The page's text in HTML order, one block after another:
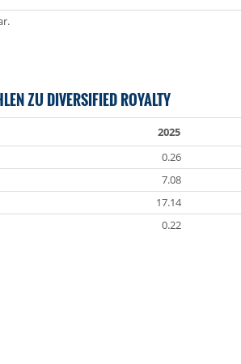
ZU DIVERSIFIED ROYALTY
2025
0.26
7.08
17.14
0.22